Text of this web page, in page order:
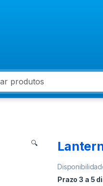
🔍
Prazo 3 a 5